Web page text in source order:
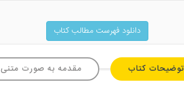
دانلود فهرست مطالب کتاب
توضیحات کتاب مقدمه به صورت متنی